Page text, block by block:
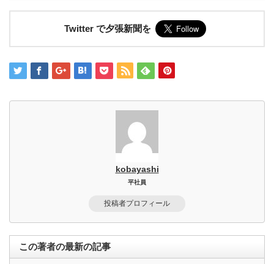
Twitter で夕張新聞を
kobayashi
平社員
投稿者プロフィール
この著者の最新の記事